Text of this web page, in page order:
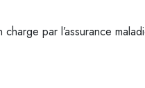
par l’assurance